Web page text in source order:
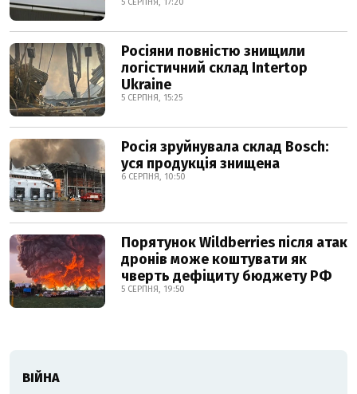
5 СЕРПНЯ, 17:20
Росіяни повністю знищили
логістичний склад Intertop
Ukraine
5 СЕРПНЯ, 15:25
Росія зруйнувала склад Bosch:
уся продукція знищена
6 СЕРПНЯ, 10:50
Порятунок Wildberries після атак
дронів може коштувати як
чверть дефіциту бюджету РФ
5 СЕРПНЯ, 19:50
ВІЙНА